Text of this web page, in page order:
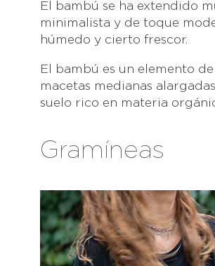
El bambú se ha extendido
minimalista y de toque
húmedo y cierto frescor.
El bambú es un elemento
macetas medianas
suelo rico en materia
Gramíneas